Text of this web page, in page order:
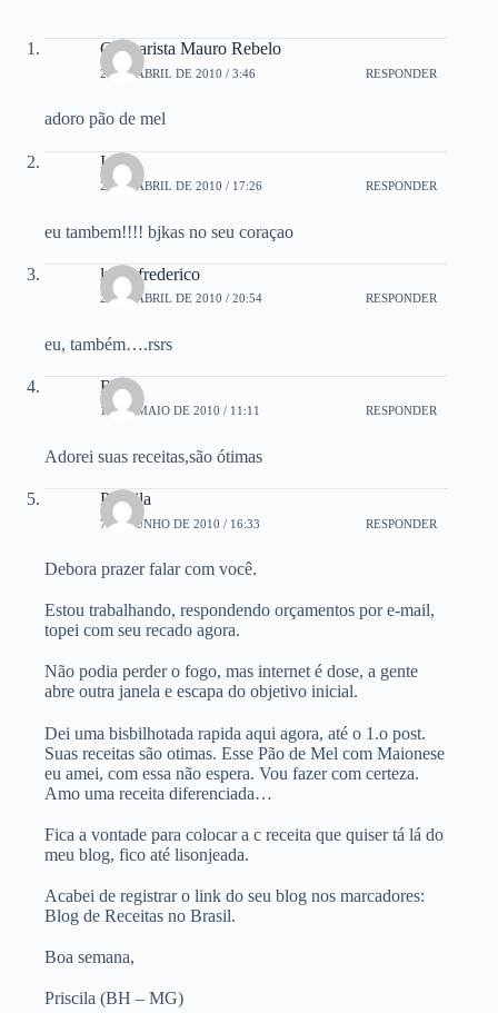
Culinarista Mauro Rebelo
29 DE ABRIL DE 2010 / 3:46 RESPONDER
adoro pão de mel
Ignez
29 DE ABRIL DE 2010 / 17:26 RESPONDER
eu tambem!!!! bjkas no seu coraçao
luzia frederico
29 DE ABRIL DE 2010 / 20:54 RESPONDER
eu, também….rsrs
Rê
14 DE MAIO DE 2010 / 11:11 RESPONDER
Adorei suas receitas,são ótimas
Priscila
7 DE JUNHO DE 2010 / 16:33 RESPONDER
Debora prazer falar com você.
Estou trabalhando, respondendo orçamentos por e-mail,
topei com seu recado agora.
Não podia perder o fogo, mas internet é dose, a gente
abre outra janela e escapa do objetivo inicial.
Dei uma bisbilhotada rapida aqui agora, até o 1.o post.
Suas receitas são otimas. Esse Pão de Mel com Maionese
eu amei, com essa não espera. Vou fazer com certeza.
Amo uma receita diferenciada…
Fica a vontade para colocar a c receita que quiser tá lá do
meu blog, fico até lisonjeada.
Acabei de registrar o link do seu blog nos marcadores:
Blog de Receitas no Brasil.
Boa semana,
Priscila (BH – MG)